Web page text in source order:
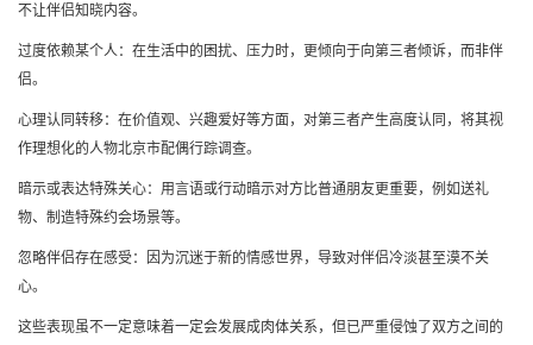
不让伴侣知晓内容。
过度依赖某个人：在生活中的困扰、压力时，更倾向于向第三者倾诉，而非伴
侣。
心理认同转移：在价值观、兴趣爱好等方面，对第三者产生高度认同，将其视
作理想化的人物北京市配偶行踪调查。
暗示或表达特殊关心：用言语或行动暗示对方比普通朋友更重要，例如送礼
物、制造特殊约会场景等。
忽略伴侣存在感受：因为沉迷于新的情感世界，导致对伴侣冷淡甚至漠不关
心。
这些表现虽不一定意味着一定会发展成肉体关系，但已严重侵蚀了双方之间的